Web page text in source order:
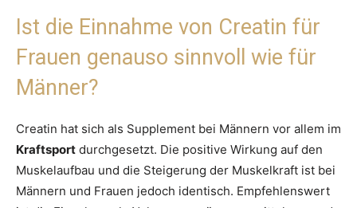
Ist die Einnahme von Creatin für
Frauen genauso sinnvoll wie für
Männer?
Creatin hat sich als Supplement bei Männern vor allem im
Kraftsport durchgesetzt. Die positive Wirkung auf den
Muskelaufbau und die Steigerung der Muskelkraft ist bei
Männern und Frauen jedoch identisch. Empfehlenswert